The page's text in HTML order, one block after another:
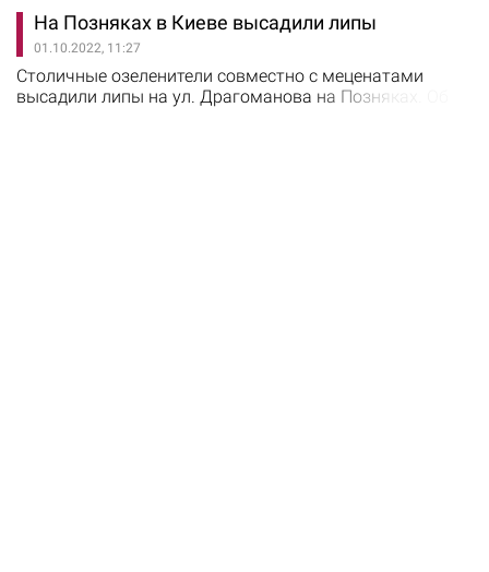
поступило 13 звонков с информацией о падении
деревьев и веток в городе. Утром 3 октября районные
КП по содержанию зеленых насаждений, обследуя свои
балансовые территории, обнаружили 13 сваленных и
26 поврежденных непогодой…
На Позняках в Киеве высадили липы
01.10.2022, 11:27
Столичные озеленители совместно с меценатами
высадили липы на ул. Драгоманова на Позняках. Об